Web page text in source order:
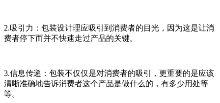
2.吸引力：包装设计理应吸引到消费者的目光，因为这是让消
费者停下而并不快速走过产品的关键。
3.信息传递：包装不仅仅是对消费者的吸引，更重要的是应该
清晰准确地告诉消费者这个产品是做什么的，有多少用处等
等。